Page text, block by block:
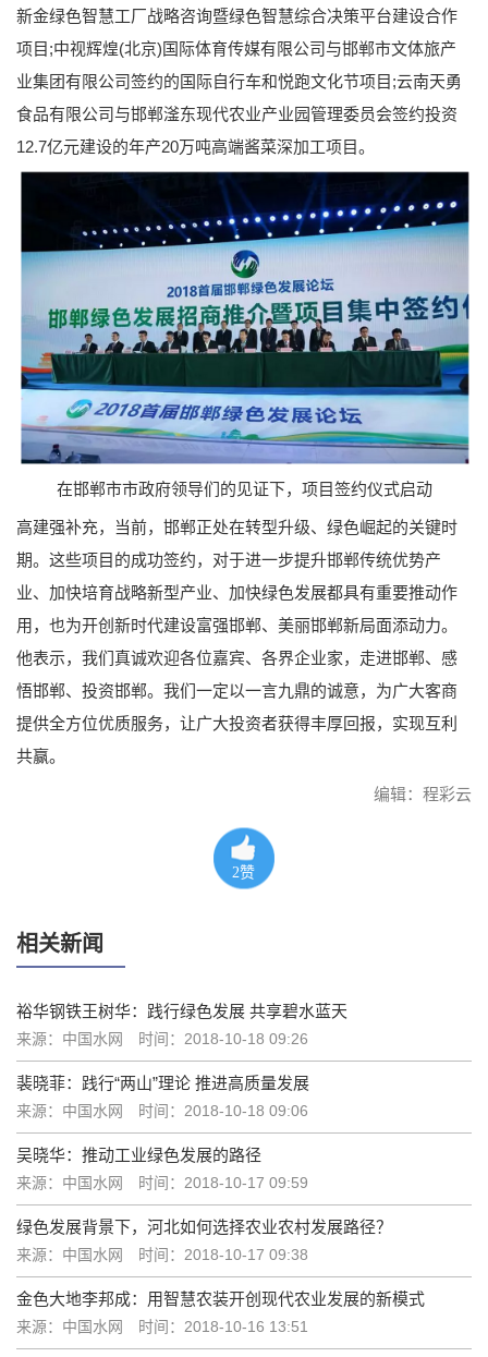
新金绿色智慧工厂战略咨询暨绿色智慧综合决策平台建设合作
项目;中视辉煌(北京)国际体育传媒有限公司与邯郸市文体旅产
业集团有限公司签约的国际自行车和悦跑文化节项目;云南天勇
食品有限公司与邯郸滏东现代农业产业园管理委员会签约投资
12.7亿元建设的年产20万吨高端酱菜深加工项目。
在邯郸市市政府领导们的见证下，项目签约仪式启动
高建强补充，当前，邯郸正处在转型升级、绿色崛起的关键时
期。这些项目的成功签约，对于进一步提升邯郸传统优势产
业、加快培育战略新型产业、加快绿色发展都具有重要推动作
用，也为开创新时代建设富强邯郸、美丽邯郸新局面添动力。
他表示，我们真诚欢迎各位嘉宾、各界企业家，走进邯郸、感
悟邯郸、投资邯郸。我们一定以一言九鼎的诚意，为广大客商
提供全方位优质服务，让广大投资者获得丰厚回报，实现互利
共赢。
编辑：程彩云
2赞
相关新闻
裕华钢铁王树华：践行绿色发展 共享碧水蓝天
来源：中国水网 时间：2018-10-18 09:26
裴晓菲：践行“两山”理论 推进高质量发展
来源：中国水网 时间：2018-10-18 09:06
吴晓华：推动工业绿色发展的路径
来源：中国水网 时间：2018-10-17 09:59
绿色发展背景下，河北如何选择农业农村发展路径？
来源：中国水网 时间：2018-10-17 09:38
金色大地李邦成：用智慧农装开创现代农业发展的新模式
来源：中国水网 时间：2018-10-16 13:51